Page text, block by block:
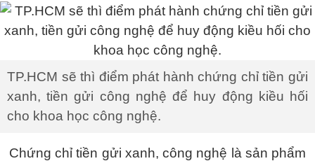
TP.HCM sẽ thì điểm phát hành chứng chỉ tiền gửi
xanh, tiền gửi công nghệ để huy động kiều hối
cho khoa học công nghệ.
Chứng chỉ tiền gửi xanh, công nghệ là sản phẩm